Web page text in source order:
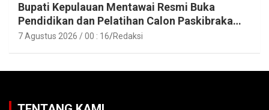
Bupati Kepulauan Mentawai Resmi Buka
Pendidikan dan Pelatihan Calon Paskibraka
Tahun 2026
7 Agustus 2026 / 00 : 16 Redaksi